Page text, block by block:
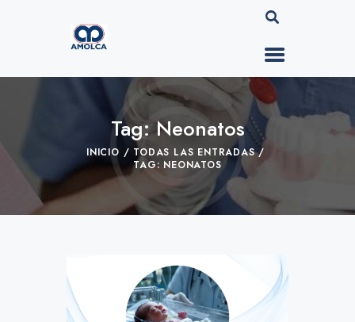
Tag: Neonatos
INICIO
TODAS LAS ENTRADAS
TAG: NEONATOS